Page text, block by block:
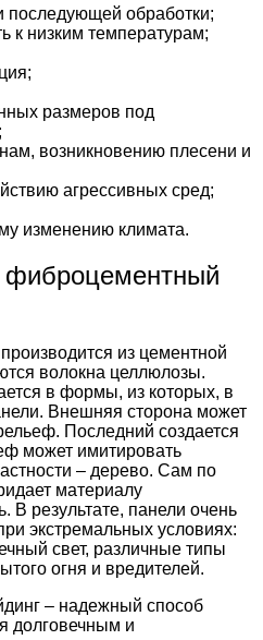
последующей обработки;
к низким температурам;
размеров под
возникновению плесени и
агрессивных сред;
изменению климата.
фиброцементный
из цементной
волокна целлюлозы.
в формы, из которых, в
Внешняя сторона может
Последний создается
может имитировать
– дерево. Сам по
материалу
В результате, панели очень
экстремальных условиях:
свет, различные типы
огня и вредителей.
– надежный способ
долговечным и